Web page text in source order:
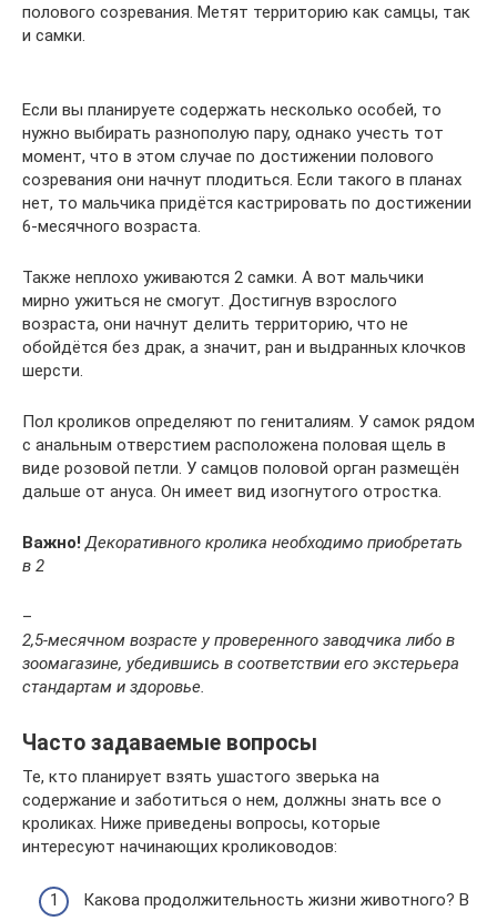
полового созревания. Метят территорию как самцы, так
и самки.
Если вы планируете содержать несколько особей, то
нужно выбирать разнополую пару, однако учесть тот
момент, что в этом случае по достижении полового
созревания они начнут плодиться. Если такого в планах
нет, то мальчика придётся кастрировать по достижении
6-месячного возраста.
Также неплохо уживаются 2 самки. А вот мальчики
мирно ужиться не смогут. Достигнув взрослого
возраста, они начнут делить территорию, что не
обойдётся без драк, а значит, ран и выдранных клочков
шерсти.
Пол кроликов определяют по гениталиям. У самок рядом
с анальным отверстием расположена половая щель в
виде розовой петли. У самцов половой орган размещён
дальше от ануса. Он имеет вид изогнутого отростка.
Важно! Декоративного кролика необходимо приобретать
в 2
–
2,5-месячном возрасте у проверенного заводчика либо в
зоомагазине, убедившись в соответствии его экстерьера
стандартам и здоровье.
Часто задаваемые вопросы
Те, кто планирует взять ушастого зверька на
содержание и заботиться о нем, должны знать все о
кроликах. Ниже приведены вопросы, которые
интересуют начинающих кролиководов:
Какова продолжительность жизни животного? В